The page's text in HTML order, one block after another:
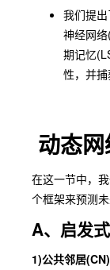
我们提
神经网
期记忆
性，并捕
动态
在这一节中，
个框架来预测未
A、启发
1)公共邻居